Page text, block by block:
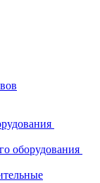
оборудования